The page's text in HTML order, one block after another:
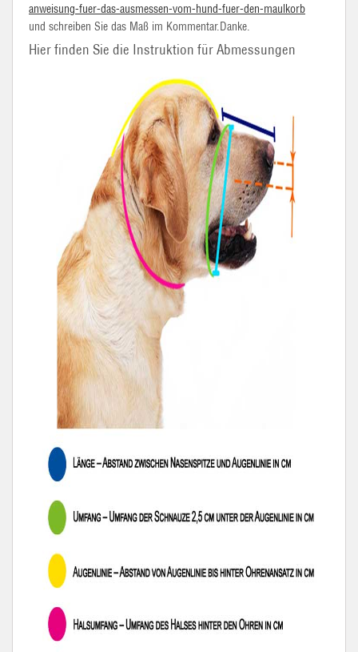
anweisung-fuer-das-ausmessen-vom-hund-fuer-den-maulkorb
und schreiben Sie das Maß im Kommentar.Danke.
Hier finden Sie die Instruktion für Abmessungen